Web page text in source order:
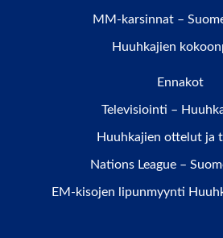
MM-karsinnat –
Huuhkajien
Ennakot
Televisiointi –
Huuhkajien ottelut ja
Nations League –
EM-kisojen lipunmyynti